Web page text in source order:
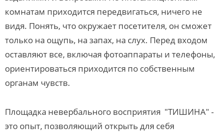
комнатам приходится передвигаться, ничего не
видя. Понять, что окружает посетителя, он сможет
только на ощупь, на запах, на слух. Перед входом
оставляют все, включая фотоаппараты и телефоны,
ориентироваться приходится по собственным
органам чувств.
Площадка невербального восприятия "ТИШИНА" -
это опыт, позволяющий открыть для себя